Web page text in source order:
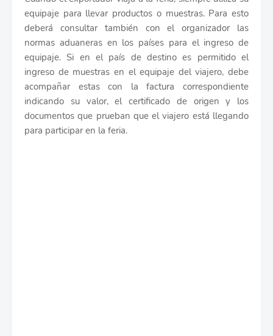
equipaje para llevar productos o muestras. Para esto
deberá consultar también con el organizador las
normas aduaneras en los países para el ingreso de
equipaje. Si en el país de destino es permitido el
ingreso de muestras en el equipaje del viajero, debe
acompañar estas con la factura correspondiente
indicando su valor, el certificado de origen y los
documentos que prueban que el viajero está llegando
para participar en la feria.